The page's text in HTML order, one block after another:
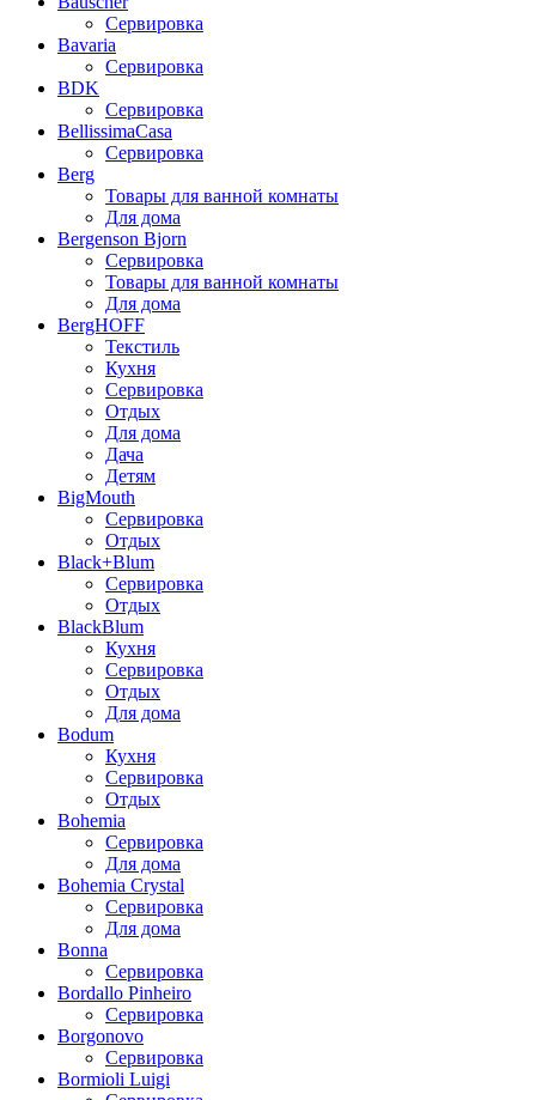
Сервировка
Bavaria
Сервировка
BDK
Сервировка
BellissimaCasa
Сервировка
Berg
Товары для ванной комнаты
Для дома
Bergenson Bjorn
Сервировка
Товары для ванной комнаты
Для дома
BergHOFF
Текстиль
Кухня
Сервировка
Отдых
Для дома
Дача
Детям
BigMouth
Сервировка
Отдых
Black+Blum
Сервировка
Отдых
BlackBlum
Кухня
Сервировка
Отдых
Для дома
Bodum
Кухня
Сервировка
Отдых
Bohemia
Сервировка
Для дома
Bohemia Crystal
Сервировка
Для дома
Bonna
Сервировка
Bordallo Pinheiro
Сервировка
Borgonovo
Сервировка
Bormioli Luigi